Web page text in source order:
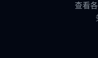
查看